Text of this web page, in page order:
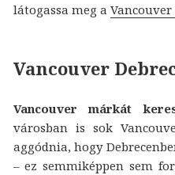
látogassa meg a Vancouver
Vancouver
Vancouver márkát
városban is sok
aggódnia, hogy
– ez semmiképpen sem